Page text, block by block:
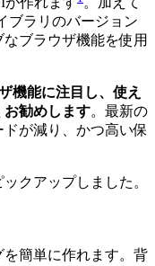
ブラリのバージョン
ブラウザ機能を使用
機能に注目し、使え
お勧めします。最新の
が減り、かつ高い保
クアップしました。
簡単に作れます。背